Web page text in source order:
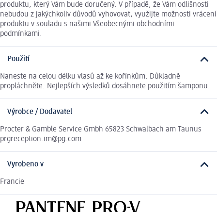
produktu, který Vám bude doručený. V případě, že Vám odlišnosti
nebudou z jakýchkoliv důvodů vyhovovat, využijte možnosti vrácení
produktu v souladu s našimi Všeobecnými obchodními
podmínkami.
Použití
Naneste na celou délku vlasů až ke kořínkům. Důkladně
propláchněte. Nejlepších výsledků dosáhnete použitím šamponu.
Výrobce / Dodavatel
Procter & Gamble Service Gmbh 65823 Schwalbach am Taunus
prgreception.im@pg.com
Vyrobeno v
Francie